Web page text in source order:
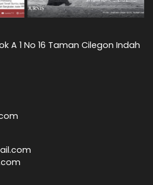
A 1 No 16 Taman Cilegon Indah